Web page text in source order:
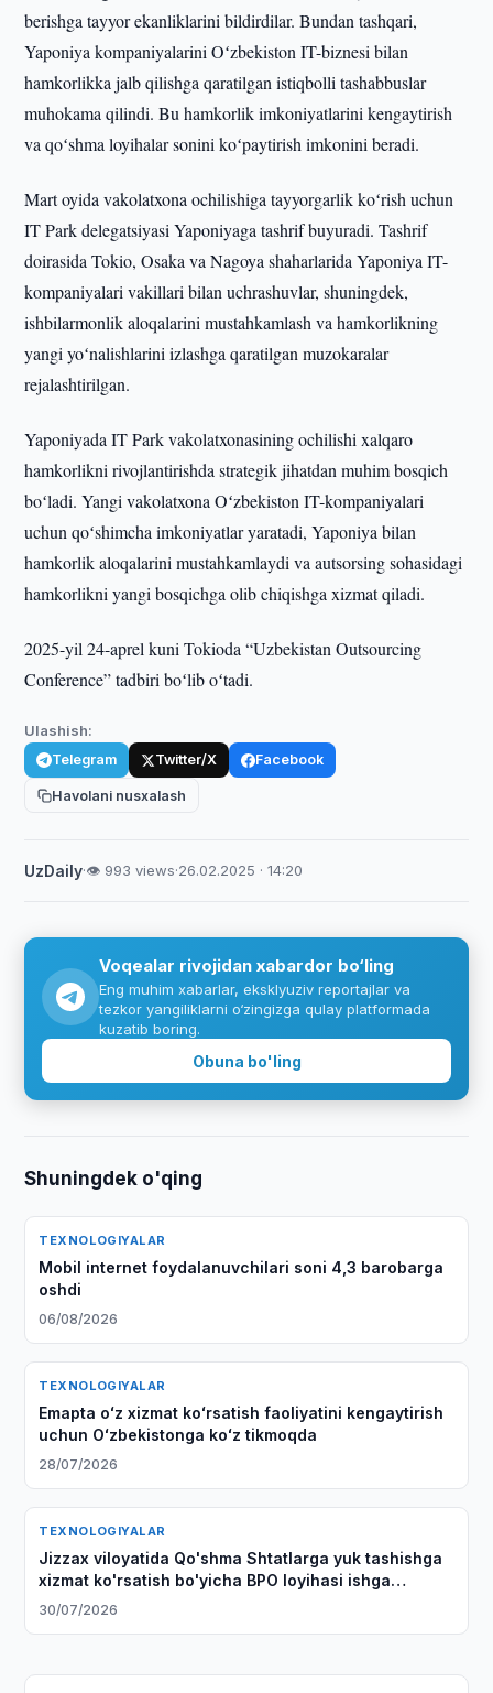
berishga tayyor ekanliklarini bildirdilar. Bundan tashqari,
Yaponiya kompaniyalarini Oʻzbekiston IT-biznesi bilan
hamkorlikka jalb qilishga qaratilgan istiqbolli tashabbuslar
muhokama qilindi. Bu hamkorlik imkoniyatlarini kengaytirish
va qoʻshma loyihalar sonini koʻpaytirish imkonini beradi.
Mart oyida vakolatxona ochilishiga tayyorgarlik koʻrish uchun
IT Park delegatsiyasi Yaponiyaga tashrif buyuradi. Tashrif
doirasida Tokio, Osaka va Nagoya shaharlarida Yaponiya IT-
kompaniyalari vakillari bilan uchrashuvlar, shuningdek,
ishbilarmonlik aloqalarini mustahkamlash va hamkorlikning
yangi yoʻnalishlarini izlashga qaratilgan muzokaralar
rejalashtirilgan.
Yaponiyada IT Park vakolatxonasining ochilishi xalqaro
hamkorlikni rivojlantirishda strategik jihatdan muhim bosqich
boʻladi. Yangi vakolatxona Oʻzbekiston IT-kompaniyalari
uchun qoʻshimcha imkoniyatlar yaratadi, Yaponiya bilan
hamkorlik aloqalarini mustahkamlaydi va autsorsing sohasidagi
hamkorlikni yangi bosqichga olib chiqishga xizmat qiladi.
2025-yil 24-aprel kuni Tokioda “Uzbekistan Outsourcing
Conference” tadbiri boʻlib oʻtadi.
Ulashish:
Telegram Twitter/X Facebook
Havolani nusxalash
UzDaily·👁 993 views·26.02.2025 · 14:20
Voqealar rivojidan xabardor bo‘ling
Eng muhim xabarlar, eksklyuziv reportajlar va
tezkor yangiliklarni o‘zingizga qulay platformada
kuzatib boring.
Obuna bo'ling
Shuningdek o'qing
TEXNOLOGIYALAR
Mobil internet foydalanuvchilari soni 4,3 barobarga
oshdi
06/08/2026
TEXNOLOGIYALAR
Emapta oʻz xizmat koʻrsatish faoliyatini kengaytirish
uchun Oʻzbekistonga koʻz tikmoqda
28/07/2026
TEXNOLOGIYALAR
Jizzax viloyatida Qo'shma Shtatlarga yuk tashishga
xizmat ko'rsatish bo'yicha BPO loyihasi ishga
tushirildi
30/07/2026